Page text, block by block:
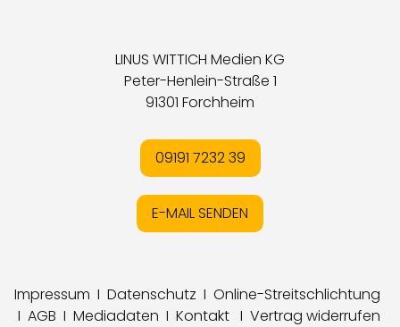
LINUS WITTICH Medien KG
Peter-Henlein-Straße 1
91301 Forchheim
09191 7232 39
E-MAIL SENDEN
Impressum I Datenschutz I Online-Streitschlichtung
I AGB I Mediadaten I Kontakt I Vertrag widerrufen